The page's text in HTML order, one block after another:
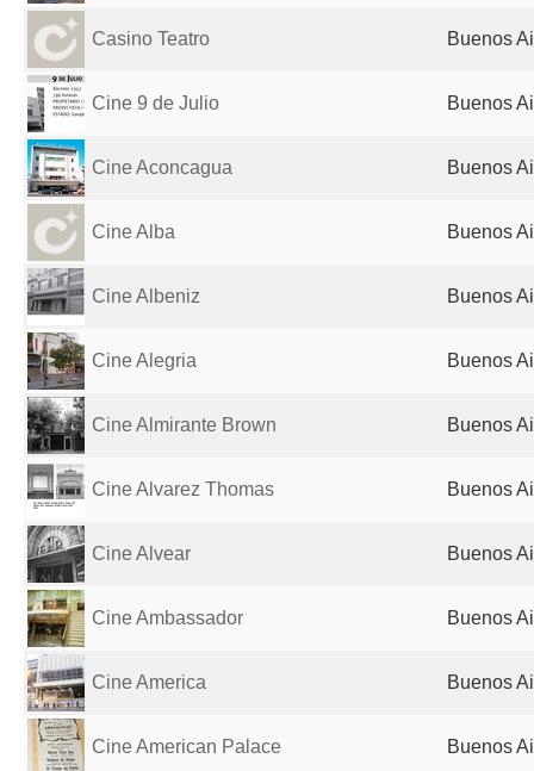
Casino Teatro Buenos
Cine 9 de Julio Buenos
Cine Aconcagua Buenos
Cine Alba Buenos
Cine Albeniz Buenos
Cine Alegria Buenos
Cine Almirante Brown Buenos
Cine Alvarez Thomas Buenos
Cine Alvear Buenos
Cine Ambassador Buenos
Cine America Buenos
Cine American Palace Buenos